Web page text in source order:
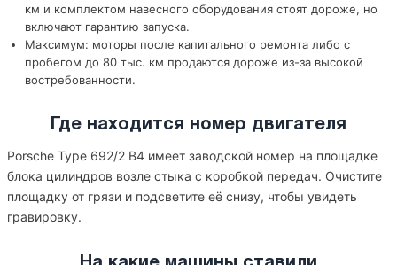
км и комплектом навесного оборудования стоят дороже, но
включают гарантию запуска.
Максимум: моторы после капитального ремонта либо с
пробегом до 80 тыс. км продаются дороже из-за высокой
востребованности.
Где находится номер двигателя
Porsche Type 692/2 B4 имеет заводской номер на площадке
блока цилиндров возле стыка с коробкой передач. Очистите
площадку от грязи и подсветите её снизу, чтобы увидеть
гравировку.